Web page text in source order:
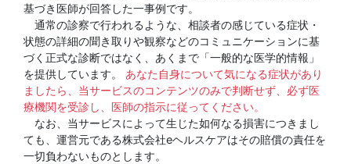
基づき医師が回答した一事例です。
通常の診察で行われるような、相談者の感じている症状・
状態の詳細の聞き取りや観察などのコミュニケーションに基
づく正式な診断ではなく、あくまで「一般的な医学的情報」
を提供しています。 あなた自身について気になる症状があり
ましたら、当サービスのコンテンツのみで判断せず、必ず医
療機関を受診し、医師の指示に従ってください。
なお、当サービスによって生じた如何なる損害につきまし
ても、運営元である株式会社eヘルスケアはその賠償の責任を
一切負わないものとします。